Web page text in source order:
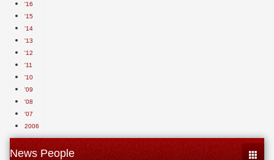
'16
'15
'14
'13
'12
'11
'10
'09
'08
'07
2006
News People